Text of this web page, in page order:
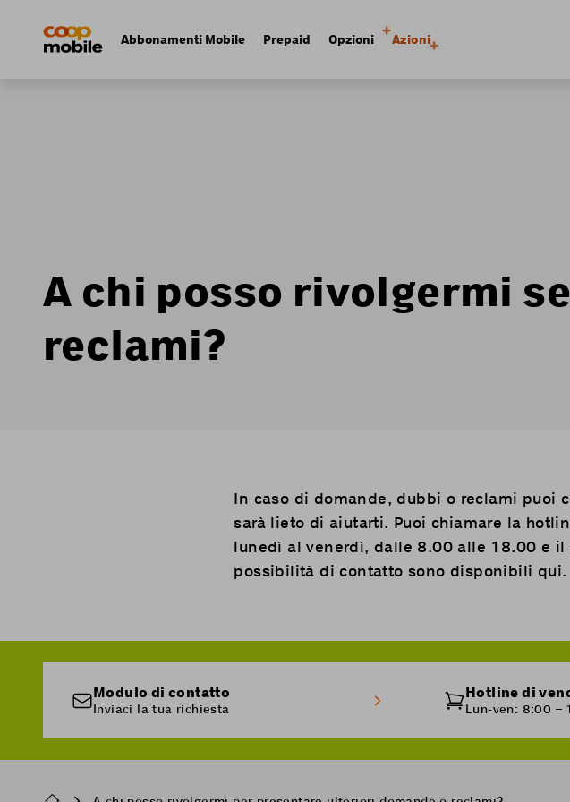
Navigation
principale
Abbonamenti Mobile Prepaid Opzioni Azioni
A chi posso rivolgermi
reclami?
In caso di domande, dubbi o reclami puoi
sarà lieto di aiutarti. Puoi chiamare la
lunedì al venerdì, dalle 8.00 alle 18.00 e
possibilità di contatto sono disponibili qui.
Modulo di contatto
Inviaci la tua richiesta
Hotline di
Lun-ven: 8:00 –
Breadcrumb